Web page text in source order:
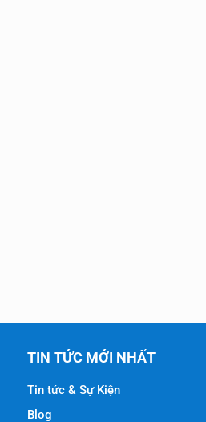
TIN TỨC MỚI NHẤT
Tin tức & Sự Kiện
Blog